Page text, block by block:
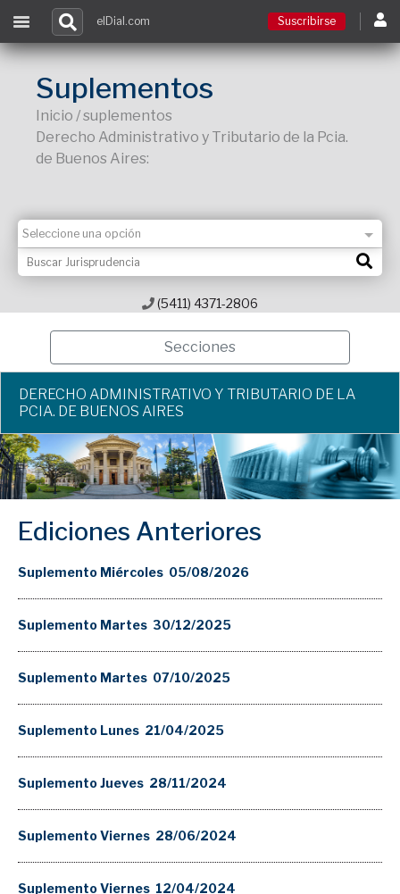
Ingresar
elDial.com Suscribirse
Suplementos
Inicio / suplementos
Derecho Administrativo y Tributario de la Pcia.
de Buenos Aires:
(5411) 4371-2806
Secciones
DERECHO ADMINISTRATIVO Y TRIBUTARIO DE LA
PCIA. DE BUENOS AIRES
Ediciones Anteriores
Suplemento Miércoles 05/08/2026
Suplemento Martes 30/12/2025
Suplemento Martes 07/10/2025
Suplemento Lunes 21/04/2025
Suplemento Jueves 28/11/2024
Suplemento Viernes 28/06/2024
Suplemento Viernes 12/04/2024